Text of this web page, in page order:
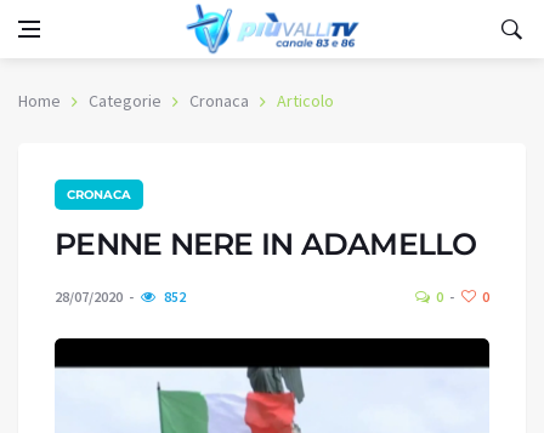
Home Categorie Cronaca Articolo
CRONACA
PENNE NERE IN ADAMELLO
28/07/2020 852 0 0